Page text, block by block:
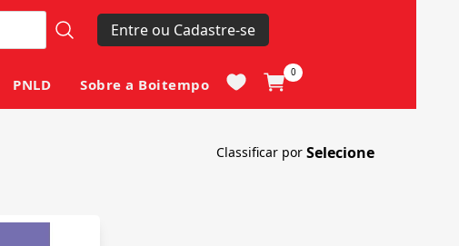
Entre ou Cadastre-se
PNLD Sobre a Boitempo
0
Classificar por